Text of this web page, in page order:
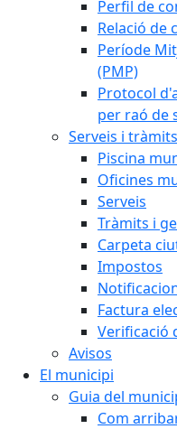
Perfil de
Relació de
Període
(PMP)
Protocol
per raó de
Serveis i tràmits
Piscina
Oficines
Serveis
Tràmits i
Carpeta
Impostos
Factura
Verificació
Avisos
El municipi
Guia del
Com